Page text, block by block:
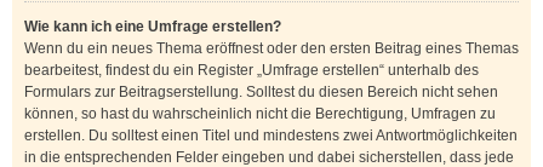
Wie kann ich eine Umfrage erstellen?
Wenn du ein neues Thema eröffnest oder den ersten Beitrag eines Themas
bearbeitest, findest du ein Register „Umfrage erstellen“ unterhalb des
Formulars zur Beitragserstellung. Solltest du diesen Bereich nicht sehen
können, so hast du wahrscheinlich nicht die Berechtigung, Umfragen zu
erstellen. Du solltest einen Titel und mindestens zwei Antwortmöglichkeiten
in die entsprechenden Felder eingeben und dabei sicherstellen, dass jede